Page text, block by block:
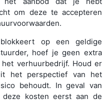
om deze te accepteren
op een geldige
hoef je geen extra
verhuurbedrijf. Houd er
het perspectief van het
behoudt. In geval van
kosten eerst aan de